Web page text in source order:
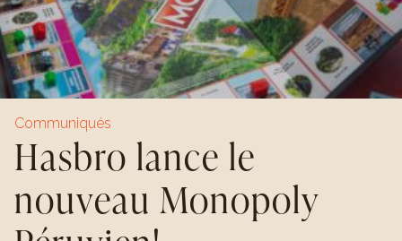
Communiqués
Hasbro lance le
nouveau Monopoly